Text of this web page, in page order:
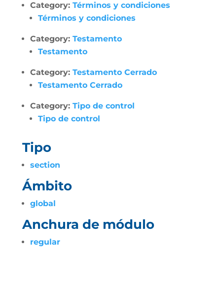
Category: Términos y condiciones
Términos y condiciones
Category: Testamento
Testamento
Category: Testamento Cerrado
Testamento Cerrado
Category: Tipo de control
Tipo de control
Tipo
section
Ámbito
global
Anchura de módulo
regular